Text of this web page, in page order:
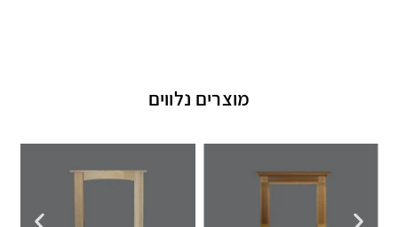
מוצרים נלווים